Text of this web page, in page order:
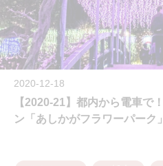
2020-12-18
【2020-21】都内から電車で
ン「あしかがフラワーパーク